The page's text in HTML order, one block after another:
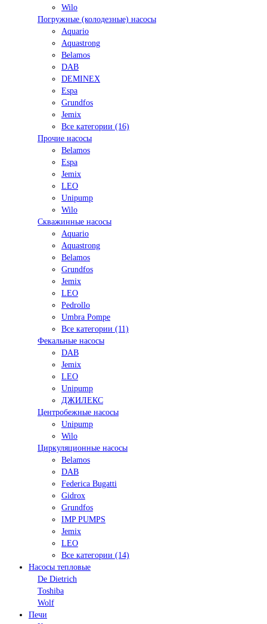
Wilo
Погружные (колодезные) насосы
Aquario
Aquastrong
Belamos
DAB
DEMINEX
Espa
Grundfos
Jemix
Все категории (16)
Прочие насосы
Belamos
Espa
Jemix
LEO
Unipump
Wilo
Скважинные насосы
Aquario
Aquastrong
Belamos
Grundfos
Jemix
LEO
Pedrollo
Umbra Pompe
Все категории (11)
Фекальные насосы
DAB
Jemix
LEO
Unipump
ДЖИЛЕКС
Центробежные насосы
Unipump
Wilo
Циркуляционные насосы
Belamos
DAB
Federica Bugatti
Gidrox
Grundfos
IMP PUMPS
Jemix
LEO
Все категории (14)
Насосы тепловые
De Dietrich
Toshiba
Wolf
Печи